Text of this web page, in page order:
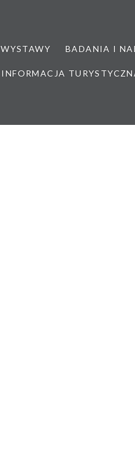
WYSTAWY BADANIA I
INFORMACJA